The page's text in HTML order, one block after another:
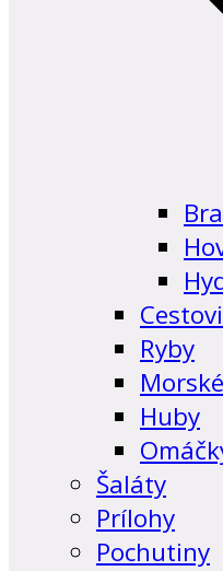
Ryby
Huby
Šaláty
Prílohy
Pochutiny